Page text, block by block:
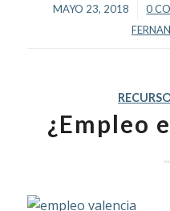
MAYO 23, 2018
/ 0
¿Empleo